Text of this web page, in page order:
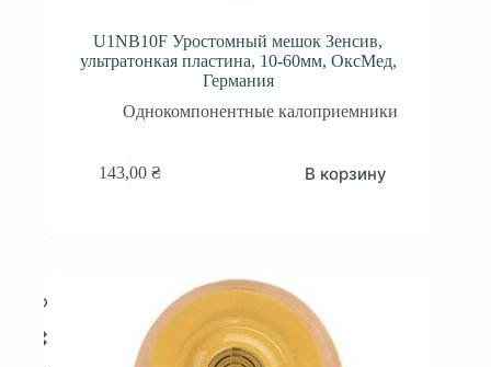
U1NB10F Уростомный мешок Зенсив,
ультратонкая пластина, 10-60мм, ОксМед,
Германия
Однокомпонентные калоприемники
143,00₴ В корзину